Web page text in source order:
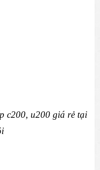
c200, u200 giá rẻ tại